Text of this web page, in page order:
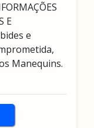
E
e
Manequins.